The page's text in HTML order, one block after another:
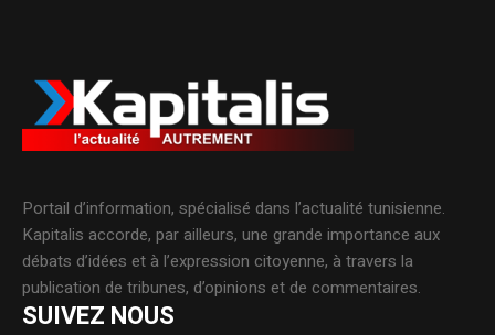
Portail d’information, spécialisé dans l’actualité tunisienne.
Kapitalis accorde, par ailleurs, une grande importance aux
débats d’idées et à l’expression citoyenne, à travers la
publication de tribunes, d’opinions et de commentaires.
SUIVEZ NOUS